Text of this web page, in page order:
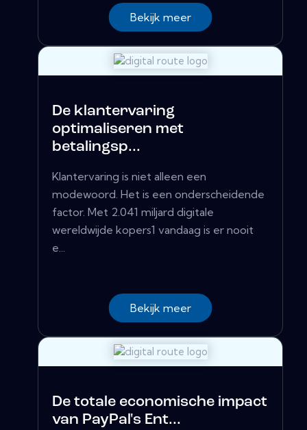
Bekijk meer
De klantervaring
optimaliseren met
betalingsp...
Klantervaring is niet alleen een
modewoord. Het is een onderscheidende
factor. Met 2.041 miljard digitale
wereldwijde kopers1 vandaag is er nooit
e...
Bekijk meer
De totale economische impact
van PayPal's Ent...